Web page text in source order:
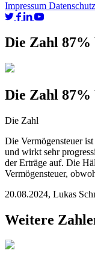
Impressum
Die Zahl 87%
Die Zahl 87%
Die Zahl
Die Vermögensteuer
und wirkt sehr
der Erträge auf. Die
Vermögensteuer,
20.08.2024, Lukas
Weitere